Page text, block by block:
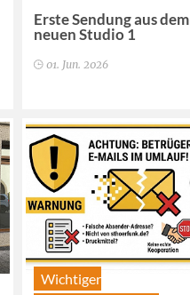
Erste Sendung aus dem
neuen Studio 1
01. Jun. 2026
Wichtiger